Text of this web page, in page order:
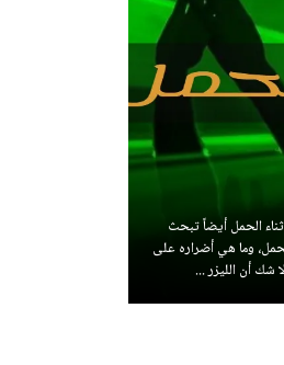
الحمل أيضاً تبحث
وما هي أضراره على
شك أن الليزر ...